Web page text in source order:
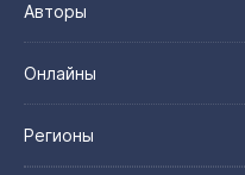
Авторы
Онлайны
Регионы